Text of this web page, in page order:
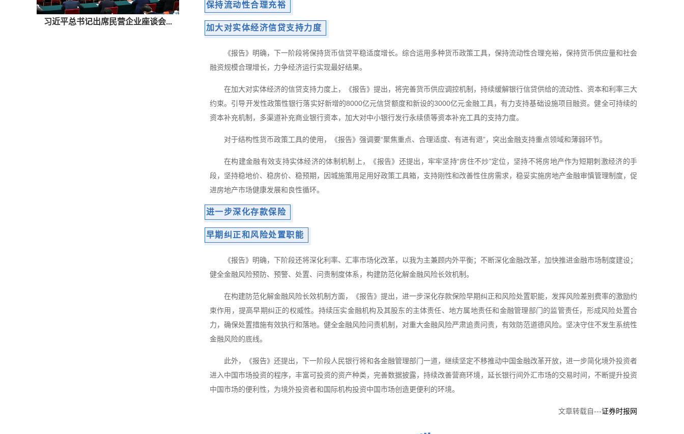
习近平总书记出席民营企业座谈会...
保持流动性合理充裕
加大对实体经济信贷支持力度
《报告》明确，下一阶段将保持货币信贷平稳适度增长。综合运用多种货币政策工具，保持流动性合理充裕，保持货币供应量和社会
融资规模合理增长，力争经济运行实现最好结果。
在加大对实体经济的信贷支持力度上，《报告》提出，将完善货币供应调控机制，持续缓解银行信贷供给的流动性、资本和利率三大
约束。引导开发性政策性银行落实好新增的8000亿元信贷额度和新设的3000亿元金融工具，有力支持基础设施项目融资。健全可持续的
资本补充机制，多渠道补充商业银行资本，加大对中小银行发行永续债等资本补充工具的支持力度。
对于结构性货币政策工具的使用，《报告》强调要“聚焦重点、合理适度、有进有退”，突出金融支持重点领域和薄弱环节。
在构建金融有效支持实体经济的体制机制上，《报告》还提出，牢牢坚持“房住不炒”定位，坚持不将房地产作为短期刺激经济的手
段，坚持稳地价、稳房价、稳预期，因城施策用足用好政策工具箱，支持刚性和改善性住房需求，稳妥实施房地产金融审慎管理制度，促
进房地产市场健康发展和良性循环。
进一步深化存款保险
早期纠正和风险处置职能
《报告》明确，下阶段还将深化利率、汇率市场化改革，以我为主兼顾内外平衡；不断深化金融改革，加快推进金融市场制度建设；
健全金融风险预防、预警、处置、问责制度体系，构建防范化解金融风险长效机制。
在构建防范化解金融风险长效机制方面，《报告》提出，进一步深化存款保险早期纠正和风险处置职能，发挥风险差别费率的激励约
束作用，提高早期纠正的权威性。持续压实金融机构及其股东的主体责任、地方属地责任和金融管理部门的监管责任，形成风险处置合
力，确保处置措施有效执行和落地。健全金融风险问责机制，对重大金融风险严肃追责问责，有效防范道德风险。坚决守住不发生系统性
金融风险的底线。
此外，《报告》还提出，下一阶段人民银行将和各金融管理部门一道，继续坚定不移推动中国金融改革开放，进一步简化境外投资者
进入中国市场投资的程序，丰富可投资的资产种类，完善数据披露，持续改善营商环境，延长银行间外汇市场的交易时间，不断提升投资
中国市场的便利性，为境外投资者和国际机构投资中国市场创造更便利的环境。
文章转载自---证券时报网